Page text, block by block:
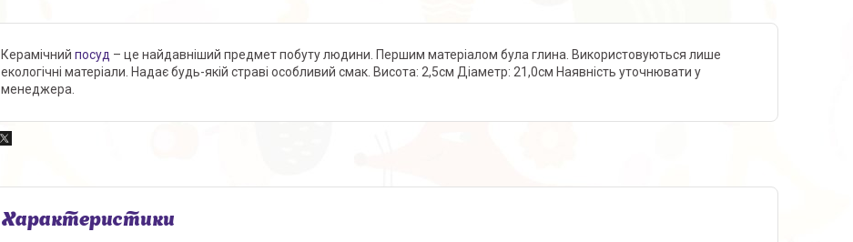
Керамічний посуд – це найдавніший предмет побуту людини. Першим матеріалом була глина. Використовуються лише
екологічні матеріали. Надає будь-якій страві особливий смак. Висота: 2,5см Діаметр: 21,0см Наявність уточнювати у
менеджера.
Характеристики